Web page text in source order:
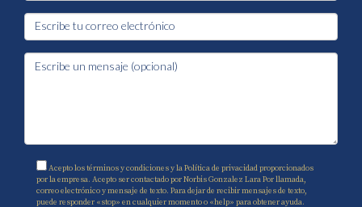
Acepto los términos y condiciones y la Política de privacidad proporcionados
por la empresa. Acepto ser contactado por Norbis Gonzalez Lara Por llamada,
correo electrónico y mensaje de texto. Para dejar de recibir mensajes de texto,
puede responder «stop» en cualquier momento o «help» para obtener ayuda.